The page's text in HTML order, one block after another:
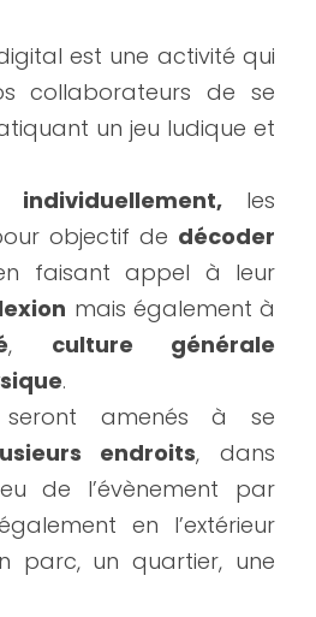
est une activité qui
collaborateurs de se
un jeu ludique et
individuellement, les
objectif de décoder
mais également à
, culture générale
.
endroits, dans
de l’évènement par
en l’extérieur
parc, un quartier, une